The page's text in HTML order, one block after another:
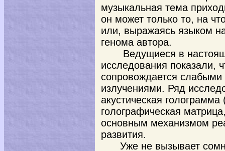
музыкальная тема
он может только то, на
или, выражаясь языком
генома автора.
Ведущиеся в
исследования показали,
сопровождается
излучениями. Ряд
акустическая
голографическая
основным механизмом
развития.
Уже не вызывает